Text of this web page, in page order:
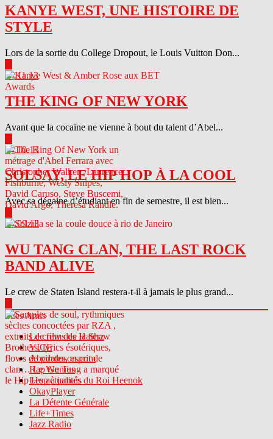
KANYE WEST, UNE HISTOIRE DE
STYLE
Lors de la sortie du College Dropout, le Louis Vuitton Don...
04.11.13
THE KING OF NEW YORK
Avant que la cocaïne ne vienne à bout du talent d’Abel...
04.10.13
SOLSAY, LE HIP HOP À LA COOL
Avec sa dégaine d’étudiant en fin de semestre, il est bien...
04.09.13
WU TANG CLAN, THE LAST ROCK
BAND ALIVE
Le crew de Staten Island restera-t-il à jamais le plus grand...
Sites Amis
Le crew des Haterz
VICE
Abcdrduson.com
Rap Genius
Les actualités du Roi Heenok
OkayPlayer
La Détente Générale
Life+Times
Jazz Radio